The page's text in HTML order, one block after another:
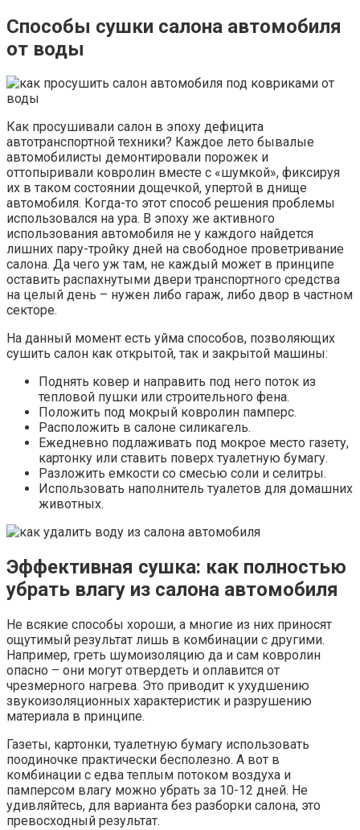
Способы сушки салона автомобиля
от воды
Как просушивали салон в эпоху дефицита
автотранспортной техники? Каждое лето бывалые
автомобилисты демонтировали порожек и
оттопыривали ковролин вместе с «шумкой», фиксируя
их в таком состоянии дощечкой, упертой в днище
автомобиля. Когда-то этот способ решения проблемы
использовался на ура. В эпоху же активного
использования автомобиля не у каждого найдется
лишних пару-тройку дней на свободное проветривание
салона. Да чего уж там, не каждый может в принципе
оставить распахнутыми двери транспортного средства
на целый день – нужен либо гараж, либо двор в частном
секторе.
На данный момент есть уйма способов, позволяющих
сушить салон как открытой, так и закрытой машины:
Поднять ковер и направить под него поток из
тепловой пушки или строительного фена.
Положить под мокрый ковролин памперс.
Расположить в салоне силикагель.
Ежедневно подлаживать под мокрое место газету,
картонку или ставить поверх туалетную бумагу.
Разложить емкости со смесью соли и селитры.
Использовать наполнитель туалетов для домашних
животных.
Эффективная сушка: как полностью
убрать влагу из салона автомобиля
Не всякие способы хороши, а многие из них приносят
ощутимый результат лишь в комбинации с другими.
Например, греть шумоизоляцию да и сам ковролин
опасно – они могут отвердеть и оплавится от
чрезмерного нагрева. Это приводит к ухудшению
звукоизоляционных характеристик и разрушению
материала в принципе.
Газеты, картонки, туалетную бумагу использовать
поодиночке практически бесполезно. А вот в
комбинации с едва теплым потоком воздуха и
памперсом влагу можно убрать за 10-12 дней. Не
удивляйтесь, для варианта без разборки салона, это
превосходный результат.